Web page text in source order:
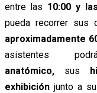
entre las 10:00 y
pueda recorrer sus
aproximadamente
asistentes
anatómico,sus
exhibiciónjunto a